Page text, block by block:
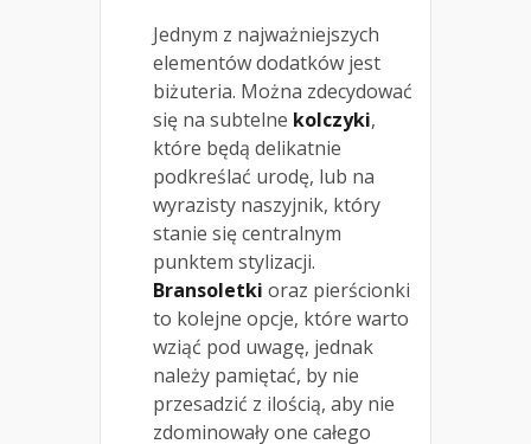
Jednym z najważniejszych
elementów dodatków jest
biżuteria. Można zdecydować
się na subtelne kolczyki,
które będą delikatnie
podkreślać urodę, lub na
wyrazisty naszyjnik, który
stanie się centralnym
punktem stylizacji.
Bransoletki oraz pierścionki
to kolejne opcje, które warto
wziąć pod uwagę, jednak
należy pamiętać, by nie
przesadzić z ilością, aby nie
zdominowały one całego